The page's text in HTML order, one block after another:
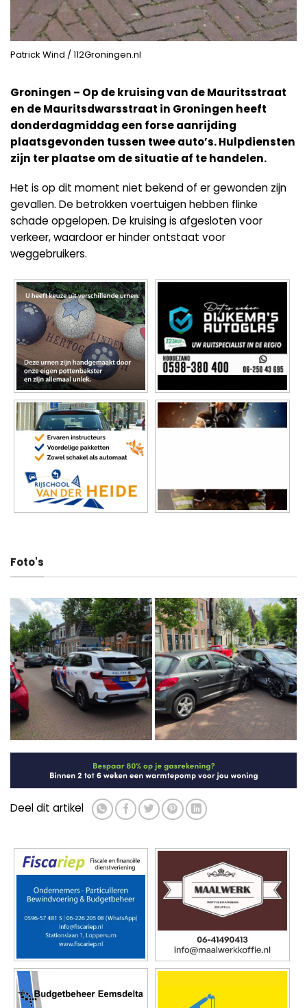
Patrick Wind / 112Groningen.nl
Groningen – Op de kruising van de Mauritsstraat
en de Mauritsdwarsstraat in Groningen heeft
donderdagmiddag een forse aanrijding
plaatsgevonden tussen twee auto’s. Hulpdiensten
zijn ter plaatse om de situatie af te handelen.
Het is op dit moment niet bekend of er gewonden zijn
gevallen. De betrokken voertuigen hebben flinke
schade opgelopen. De kruising is afgesloten voor
verkeer, waardoor er hinder ontstaat voor
weggebruikers.
Foto's
Deel dit artikel